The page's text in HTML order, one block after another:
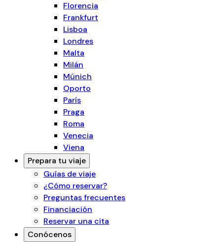
Florencia
Frankfurt
Lisboa
Londres
Malta
Milán
Múnich
Oporto
París
Praga
Roma
Venecia
Viena
Prepara tu viaje
Guías de viaje
¿Cómo reservar?
Preguntas frecuentes
Financiación
Reservar una cita
Conócenos